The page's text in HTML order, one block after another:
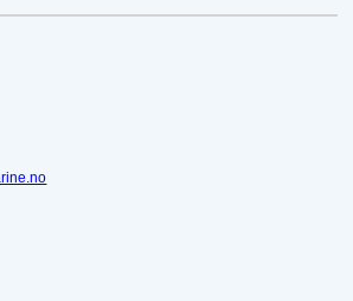
AS
65 015